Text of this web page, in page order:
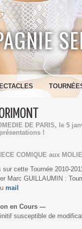
DE PARIS, le 5
!
COMIQUE aux
sur cette Tournée 2010-
Marc GUILLAUMIN :
mail
en Cours ---
susceptible de